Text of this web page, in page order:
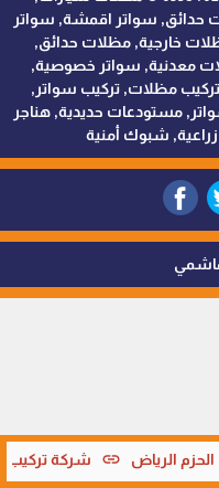
الرياض link شركة تركيب
سواتر اقمشة, سواتر
خارجية, مظلات حدائق,
معدنية, سواتر خصوصية,
مظلات, تركيب سواتر,
مستودعات حديدية, هناجر
شبوك أمنية